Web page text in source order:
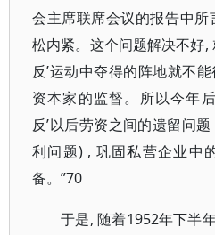
会主席联席会议的报告中所
松内紧。这个问题解决不好,
反’运动中夺得的阵地就不
资本家的监督。所以今年
反’以后劳资之间的遗留问
利问题) , 巩固私营企业中
备。”70
于是, 随着1952年下半